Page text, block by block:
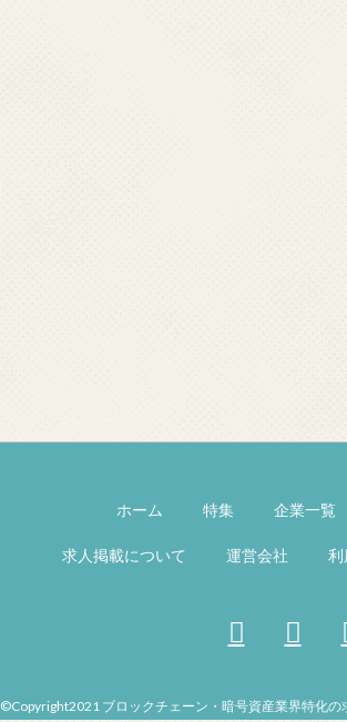
ホーム 特集 企業一覧
求人掲載について 運営会社 利
©Copyright2021 ブロックチェーン・暗号資産業界特化の